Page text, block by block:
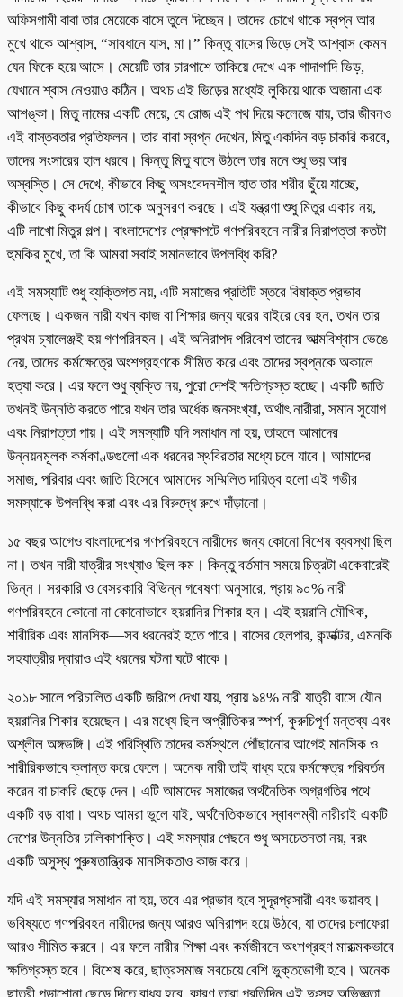
অফিসগামী বাবা তার মেয়েকে বাসে তুলে দিচ্ছেন। তাদের চোখে থাকে স্বপ্ন আর
মুখে থাকে আশ্বাস, “সাবধানে যাস, মা।” কিন্তু বাসের ভিড়ে সেই আশ্বাস কেমন
যেন ফিকে হয়ে আসে। মেয়েটি তার চারপাশে তাকিয়ে দেখে এক গাদাগাদি ভিড়,
যেখানে শ্বাস নেওয়াও কঠিন। অথচ এই ভিড়ের মধ্যেই লুকিয়ে থাকে অজানা এক
আশঙ্কা। মিতু নামের একটি মেয়ে, যে রোজ এই পথ দিয়ে কলেজে যায়, তার জীবনও
এই বাস্তবতার প্রতিফলন। তার বাবা স্বপ্ন দেখেন, মিতু একদিন বড় চাকরি করবে,
তাদের সংসারের হাল ধরবে। কিন্তু মিতু বাসে উঠলে তার মনে শুধু ভয় আর
অস্বস্তি। সে দেখে, কীভাবে কিছু অসংবেদনশীল হাত তার শরীর ছুঁয়ে যাচ্ছে,
কীভাবে কিছু কদর্য চোখ তাকে অনুসরণ করছে। এই যন্ত্রণা শুধু মিতুর একার নয়,
এটি লাখো মিতুর গল্প। বাংলাদেশের প্রেক্ষাপটে গণপরিবহনে নারীর নিরাপত্তা কতটা
হুমকির মুখে, তা কি আমরা সবাই সমানভাবে উপলব্ধি করি?
এই সমস্যাটি শুধু ব্যক্তিগত নয়, এটি সমাজের প্রতিটি স্তরে বিষাক্ত প্রভাব
ফেলছে। একজন নারী যখন কাজ বা শিক্ষার জন্য ঘরের বাইরে বের হন, তখন তার
প্রথম চ্যালেঞ্জই হয় গণপরিবহন। এই অনিরাপদ পরিবেশ তাদের আত্মবিশ্বাস ভেঙে
দেয়, তাদের কর্মক্ষেত্রে অংশগ্রহণকে সীমিত করে এবং তাদের স্বপ্নকে অকালে
হত্যা করে। এর ফলে শুধু ব্যক্তি নয়, পুরো দেশই ক্ষতিগ্রস্ত হচ্ছে। একটি জাতি
তখনই উন্নতি করতে পারে যখন তার অর্ধেক জনসংখ্যা, অর্থাৎ নারীরা, সমান সুযোগ
এবং নিরাপত্তা পায়। এই সমস্যাটি যদি সমাধান না হয়, তাহলে আমাদের
উন্নয়নমূলক কর্মকাণ্ডগুলো এক ধরনের স্থবিরতার মধ্যে চলে যাবে। আমাদের
সমাজ, পরিবার এবং জাতি হিসেবে আমাদের সম্মিলিত দায়িত্ব হলো এই গভীর
সমস্যাকে উপলব্ধি করা এবং এর বিরুদ্ধে রুখে দাঁড়ানো।
১৫ বছর আগেও বাংলাদেশের গণপরিবহনে নারীদের জন্য কোনো বিশেষ ব্যবস্থা ছিল
না। তখন নারী যাত্রীর সংখ্যাও ছিল কম। কিন্তু বর্তমান সময়ে চিত্রটা একেবারেই
ভিন্ন। সরকারি ও বেসরকারি বিভিন্ন গবেষণা অনুসারে, প্রায় ৯০% নারী
গণপরিবহনে কোনো না কোনোভাবে হয়রানির শিকার হন। এই হয়রানি মৌখিক,
শারীরিক এবং মানসিক—সব ধরনেরই হতে পারে। বাসের হেলপার, কন্ডাক্টর, এমনকি
সহযাত্রীর দ্বারাও এই ধরনের ঘটনা ঘটে থাকে।
২০১৮ সালে পরিচালিত একটি জরিপে দেখা যায়, প্রায় ৯৪% নারী যাত্রী বাসে যৌন
হয়রানির শিকার হয়েছেন। এর মধ্যে ছিল অপ্রীতিকর স্পর্শ, কুরুচিপূর্ণ মন্তব্য এবং
অশ্লীল অঙ্গভঙ্গি। এই পরিস্থিতি তাদের কর্মস্থলে পৌঁছানোর আগেই মানসিক ও
শারীরিকভাবে ক্লান্ত করে ফেলে। অনেক নারী তাই বাধ্য হয়ে কর্মক্ষেত্র পরিবর্তন
করেন বা চাকরি ছেড়ে দেন। এটি আমাদের সমাজের অর্থনৈতিক অগ্রগতির পথে
একটি বড় বাধা। অথচ আমরা ভুলে যাই, অর্থনৈতিকভাবে স্বাবলম্বী নারীরাই একটি
দেশের উন্নতির চালিকাশক্তি। এই সমস্যার পেছনে শুধু অসচেতনতা নয়, বরং
একটি অসুস্থ পুরুষতান্ত্রিক মানসিকতাও কাজ করে।
যদি এই সমস্যার সমাধান না হয়, তবে এর প্রভাব হবে সুদূরপ্রসারী এবং ভয়াবহ।
ভবিষ্যতে গণপরিবহন নারীদের জন্য আরও অনিরাপদ হয়ে উঠবে, যা তাদের চলাফেরা
আরও সীমিত করবে। এর ফলে নারীর শিক্ষা এবং কর্মজীবনে অংশগ্রহণ মারাত্মকভাবে
ক্ষতিগ্রস্ত হবে। বিশেষ করে, ছাত্রসমাজ সবচেয়ে বেশি ভুক্তভোগী হবে। অনেক